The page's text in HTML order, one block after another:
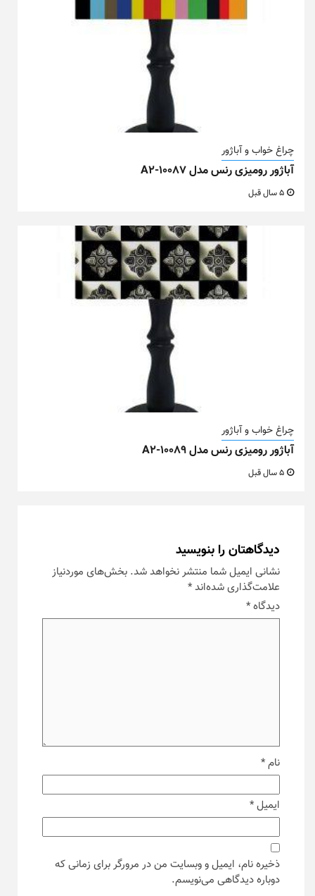
چراغ خواب و آباژور
آباژور رومیزی رنس مدل A2-10087
چراغ خواب و آباژور
آباژور رومیزی رنس مدل A2-10089
دیدگاهتان را بنویسید
نشانی ایمیل شما منتشر نخواهد شد. بخش‌های موردنیاز
علامت‌گذاری شده‌اند*
دیدگاه*
نام*
ایمیل*
ذخیره نام، ایمیل و وبسایت من در مرورگر برای زمانی که
دوباره دیدگاهی می‌نویسم.